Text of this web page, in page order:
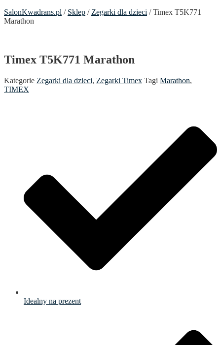
SalonKwadrans.pl / Sklep / Zegarki dla dzieci / Timex T5K771
Marathon
Timex T5K771 Marathon
Kategorie Zegarki dla dzieci, Zegarki Timex Tagi Marathon,
TIMEX
Idealny na prezent